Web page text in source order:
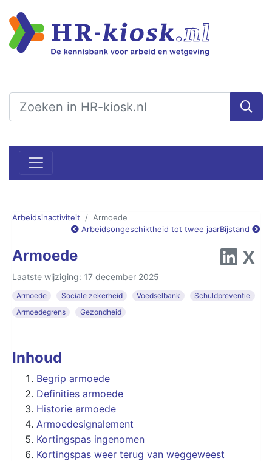
Arbeidsinactiviteit
Armoede
Arbeidsongeschiktheid tot twee jaarBijstand
Armoede
Laatste wijziging: 17 december 2025
Armoede Sociale zekerheid Voedselbank
Schuldpreventie
Armoedegrens
Gezondheid
Inhoud
Begrip armoede
Definities armoede
Historie armoede
Armoedesignalement
Kortingspas ingenomen
Kortingspas weer terug van weggeweest